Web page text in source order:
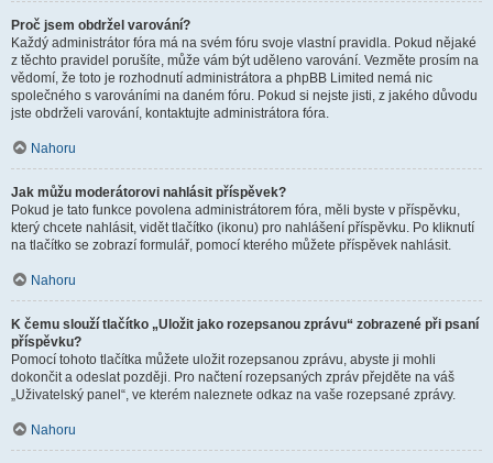
Proč jsem obdržel varování?
Každý administrátor fóra má na svém fóru svoje vlastní pravidla. Pokud nějaké
z těchto pravidel porušíte, může vám být uděleno varování. Vezměte prosím na
vědomí, že toto je rozhodnutí administrátora a phpBB Limited nemá nic
společného s varováními na daném fóru. Pokud si nejste jisti, z jakého důvodu
jste obdrželi varování, kontaktujte administrátora fóra.
Nahoru
Jak můžu moderátorovi nahlásit příspěvek?
Pokud je tato funkce povolena administrátorem fóra, měli byste v příspěvku,
který chcete nahlásit, vidět tlačítko (ikonu) pro nahlášení příspěvku. Po kliknutí
na tlačítko se zobrazí formulář, pomocí kterého můžete příspěvek nahlásit.
Nahoru
K čemu slouží tlačítko „Uložit jako rozepsanou zprávu“ zobrazené při psaní
příspěvku?
Pomocí tohoto tlačítka můžete uložit rozepsanou zprávu, abyste ji mohli
dokončit a odeslat později. Pro načtení rozepsaných zpráv přejděte na váš
„Uživatelský panel“, ve kterém naleznete odkaz na vaše rozepsané zprávy.
Nahoru